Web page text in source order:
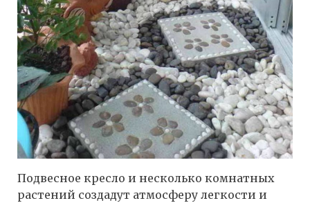
Подвесное кресло и несколько комнатных
растений создадут атмосферу легкости и